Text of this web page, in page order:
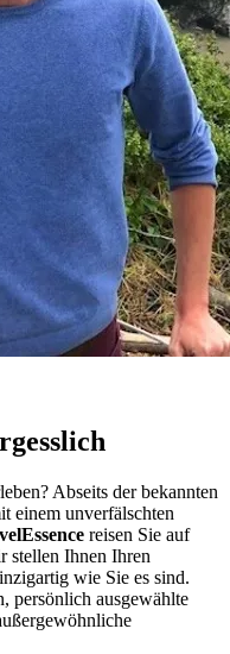
Abseits der bekannten
einem unverfälschten
reisen Sie auf
stellen Ihnen Ihren
wie Sie es sind.
persönlich ausgewählte